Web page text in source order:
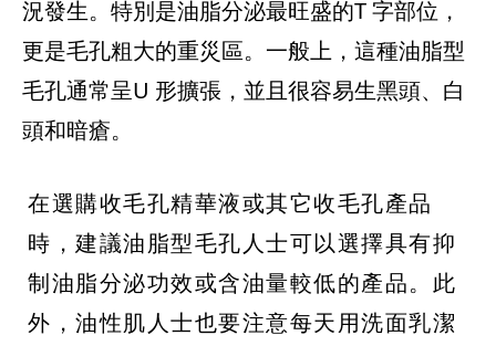
況發生。特別是油脂分泌最旺盛的T 字部位，
更是毛孔粗大的重災區。一般上，這種油脂型
毛孔通常呈U 形擴張，並且很容易生黑頭、白
頭和暗瘡。
在選購收毛孔精華液或其它收毛孔產品
時，建議油脂型毛孔人士可以選擇具有抑
制油脂分泌功效或含油量較低的產品。此
外，油性肌人士也要注意每天用洗面乳潔